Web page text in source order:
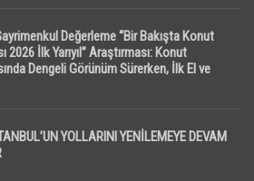
Değerleme “Bir Bakışta Konut
2026 İlk Yarıyıl” Araştırması: Konut
Dengeli Görünüm Sürerken, İlk El ve
YOLLARINI YENİLEMEYE DEVAM